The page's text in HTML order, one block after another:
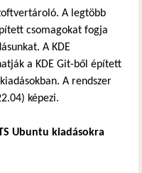
A legtöbb
csomagokat fogja
A KDE
a KDE Git-ből épített
A rendszer
képezi.
Ubuntu kiadásokra